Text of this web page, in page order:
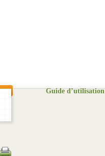
Guide d’utilisation